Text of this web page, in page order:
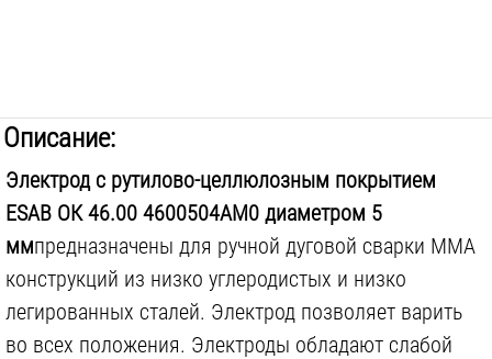
Описание:
Электрод с рутилово-целлюлозным покрытием
ESAB ОК 46.00 4600504AM0 диаметром 5
ммпредназначены для ручной дуговой сварки MMA
конструкций из низко углеродистых и низко
легированных сталей. Электрод позволяет варить
во всех положения. Электроды обладают слабой